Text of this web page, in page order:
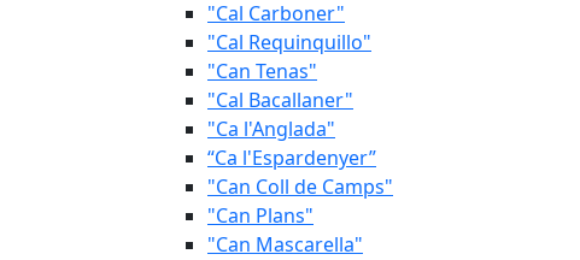
"Cal Carboner"
"Cal Requinquillo"
"Can Tenas"
"Cal Bacallaner"
"Ca l'Anglada"
“Ca l'Espardenyer”
"Can Coll de Camps"
"Can Plans"
"Can Mascarella"